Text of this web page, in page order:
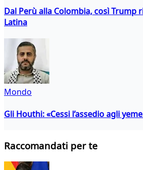
Dal Perù alla Colombia, così Trump
Latina
Mondo
Gli Houthi: «Cessi l’assedio agli
Raccomandati per te